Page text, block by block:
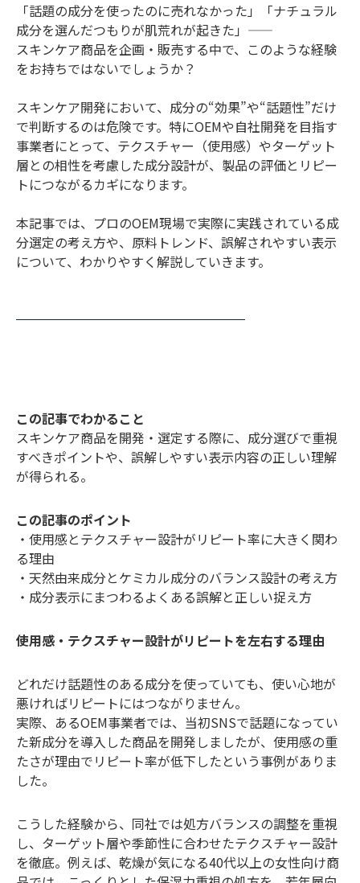
「話題の成分を使ったのに売れなかった」「ナチュラル
成分を選んだつもりが肌荒れが起きた」――
スキンケア商品を企画・販売する中で、このような経験
をお持ちではないでしょうか？
スキンケア開発において、成分の“効果”や“話題性”だけ
で判断するのは危険です。特にOEMや自社開発を目指す
事業者にとって、テクスチャー（使用感）やターゲット
層との相性を考慮した成分設計が、製品の評価とリピー
トにつながるカギになります。
本記事では、プロのOEM現場で実際に実践されている成
分選定の考え方や、原料トレンド、誤解されやすい表示
について、わかりやすく解説していきます。
この記事でわかること
スキンケア商品を開発・選定する際に、成分選びで重視
すべきポイントや、誤解しやすい表示内容の正しい理解
が得られる。
この記事のポイント
・使用感とテクスチャー設計がリピート率に大きく関わ
る理由
・天然由来成分とケミカル成分のバランス設計の考え方
・成分表示にまつわるよくある誤解と正しい捉え方
使用感・テクスチャー設計がリピートを左右する理由
どれだけ話題性のある成分を使っていても、使い心地が
悪ければリピートにはつながりません。
実際、あるOEM事業者では、当初SNSで話題になってい
た新成分を導入した商品を開発しましたが、使用感の重
たさが理由でリピート率が低下したという事例がありま
した。
こうした経験から、同社では処方バランスの調整を重視
し、ターゲット層や季節性に合わせたテクスチャー設計
を徹底。例えば、乾燥が気になる40代以上の女性向け商